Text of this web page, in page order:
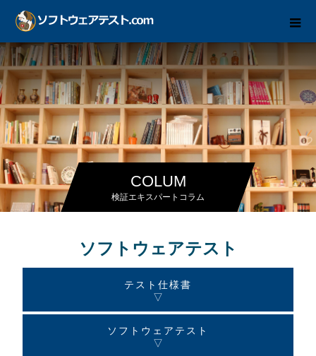
COLUM
検証エキスパートコラム
ソフトウェアテスト
テスト仕様書
▽
ソフトウェアテスト
▽